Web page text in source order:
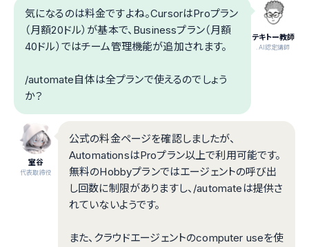
テキトー教師
.AI認定講師
気になるのは料金ですよね。CursorはProプラン
（月額20ドル）が基本で、Businessプラン（月額
40ドル）ではチーム管理機能が追加されます。
/automate自体は全プランで使えるのでしょう
か？
室谷
代表取締役
公式の料金ページを確認しましたが、
AutomationsはProプラン以上で利用可能です。
無料のHobbyプランではエージェントの呼び出
し回数に制限がありますし、/automateは提供さ
れていないようです。
また、クラウドエージェントのcomputer useを使